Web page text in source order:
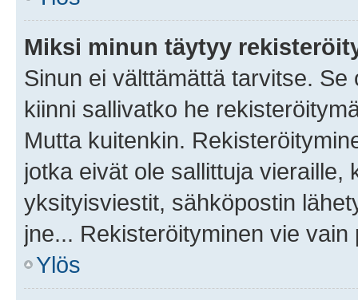
Miksi minun täytyy
Sinun ei välttämättä tarvitse.
kiinni sallivatko he
Mutta kuitenkin.
jotka eivät ole sallittuja vieraille,
yksityisviestit, sähköpostin
jne... Rekisteröityminen vie
Ylös